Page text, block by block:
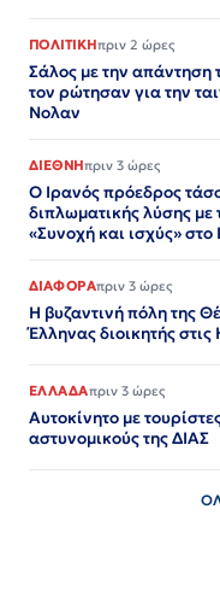
ΠΟΛΙΤΙΚΗπριν 2 ώρες
Σάλος με την απάντηση
τον ρώτησαν για την
Νολαν
ΔΙΕΘΝΗπριν 3 ώρες
Ο Ιρανός πρόεδρος
διπλωματικής λύσης με
«Συνοχή και ισχύς» στο
ΔΙΑΦΟΡΑπριν 3 ώρες
Η βυζαντινή πόλη της
Έλληνας διοικητής
ΕΛΛΑΔΑπριν 3 ώρες
Αυτοκίνητο με
αστυνομικούς της ΔΙΑΣ